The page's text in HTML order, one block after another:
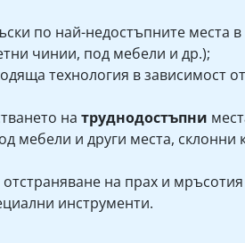
по най-недостъпните места
чинии, под мебели и др.);
технология в зависимост
на труднодостъпни
мебели и други места, склонни
на прах и
инструменти.